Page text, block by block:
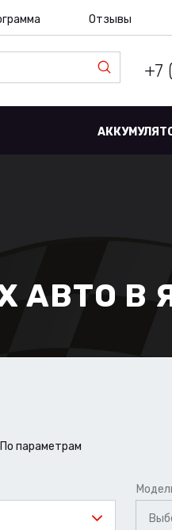
Отзывы
+7
В
По параметрам